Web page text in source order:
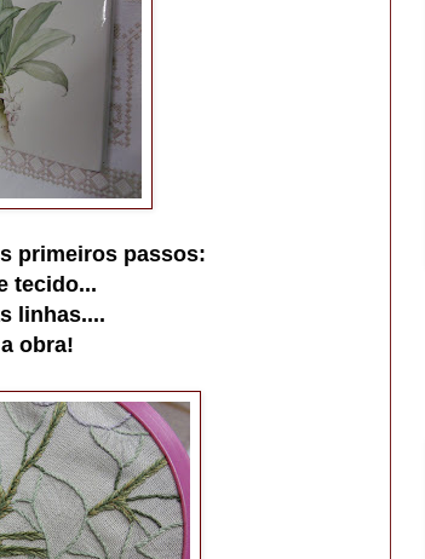
primeiros passos:
tecido...
linhas....
obra!